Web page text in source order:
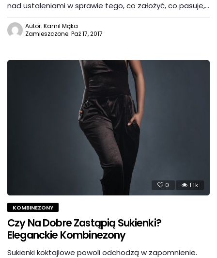
nad ustaleniami w sprawie tego, co założyć, co pasuje,…
Autor: Kamil Mąka
Zamieszczone: Paź 17, 2017
0 1.1k
KOMBINEZONY
Czy Na Dobre Zastąpią Sukienki?
Eleganckie Kombinezony
Sukienki koktajlowe powoli odchodzą w zapomnienie.